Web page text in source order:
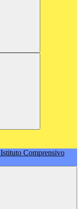
Istituto Comprensivo